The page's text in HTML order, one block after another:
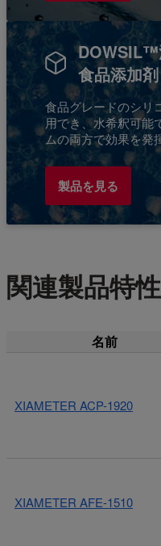
DOWSIL™
食品添加剤
食品グレードのシリ
用でき、水希釈可能
ムの両方で効果を発
製品を見る
関連製品特性
名前
XIAMETER ACP-1920
XIAMETER AFE-1510